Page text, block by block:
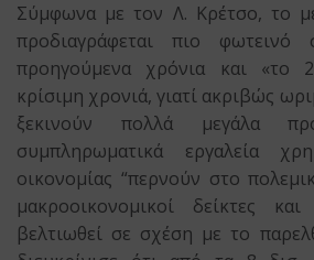
Σύμφωνα με τον Λ. Κρέτσο, το
προδιαγράφεται πιο
προηγούμενα χρόνια και «το
κρίσιμη χρονιά, γιατί ακριβώς
ξεκινούν πολλά μεγάλα
συμπληρωματικά εργαλεία
οικονομίας “περνούν στο
μακροοικονομικοί δείκτες
βελτιωθεί σε σχέση με το